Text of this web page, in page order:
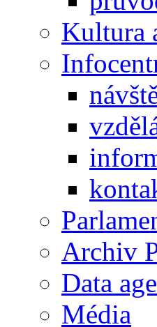
Kultura
Archiv
Data
Média